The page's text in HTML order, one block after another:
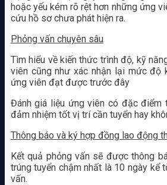
hoặc yếu kém rõ rệt hơn những ứng
cứu hồ sơ chưa phát hiện ra.
Phỏng vấn chuyên sâu
Tìm hiểu về kiến thức trình độ, kỹ
viên cũng như xác nhận lại mức độ
ứng viên đạt được trước đây
Đánh giá liệu ứng viên có đặc điểm
đảm nhiệm tốt vị trí cần tuyển hay
Thông báo và ký hợp đồng lao động
Kết quả phỏng vấn sẽ được thông
trúng tuyển chậm nhất là 10 ngày kể
vấn.